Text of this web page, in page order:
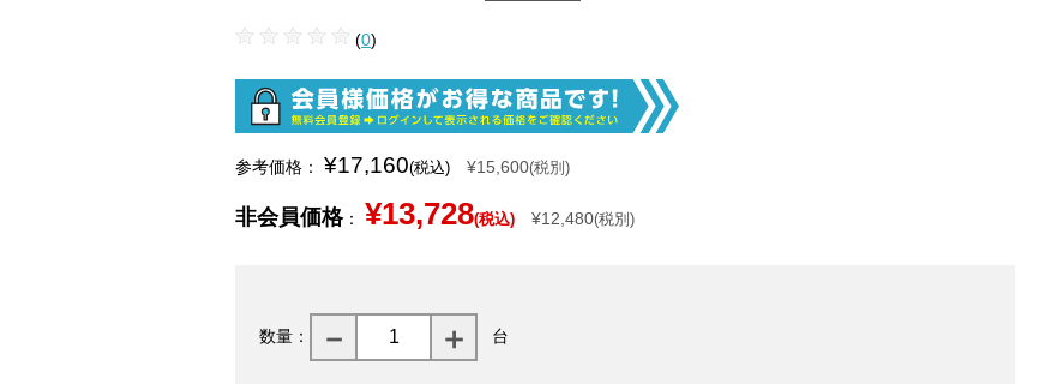
(0)
参考価格： ¥17,160(税込) ¥15,600(税別)
非会員価格： ¥13,728(税込) ¥12,480(税別)
数量： 台